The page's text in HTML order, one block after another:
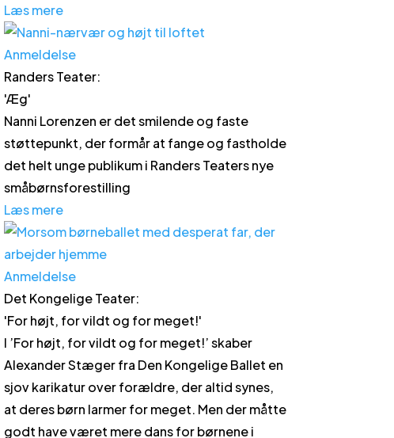
Læs mere
Anmeldelse
Randers Teater:
'Æg'
Nanni Lorenzen er det smilende og faste
støttepunkt, der formår at fange og fastholde
det helt unge publikum i Randers Teaters nye
småbørnsforestilling
Læs mere
Anmeldelse
Det Kongelige Teater:
'For højt, for vildt og for meget!'
I ’For højt, for vildt og for meget!’ skaber
Alexander Stæger fra Den Kongelige Ballet en
sjov karikatur over forældre, der altid synes,
at deres børn larmer for meget. Men der måtte
godt have været mere dans for børnene i